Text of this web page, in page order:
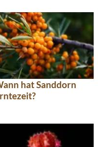
hat Sanddorn